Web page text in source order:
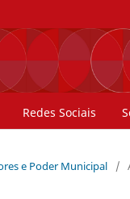
Redes Sociais
e Poder Municipal /